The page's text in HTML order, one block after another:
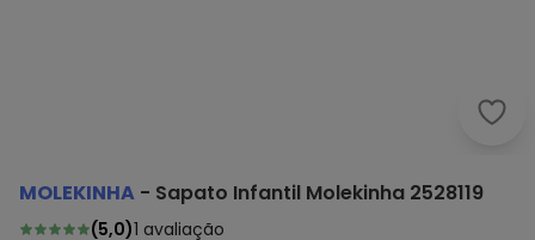
MOLEKINHA - Sapato Infantil Molekinha 2528119
(5,0)1 avaliação